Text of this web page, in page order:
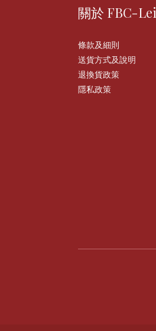
關於 FBC-
條款及細則
送貨方式及說明
退換貨政策
隱私政策